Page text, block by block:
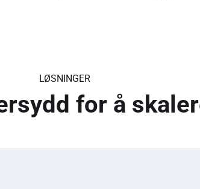
LØSNINGER
for å